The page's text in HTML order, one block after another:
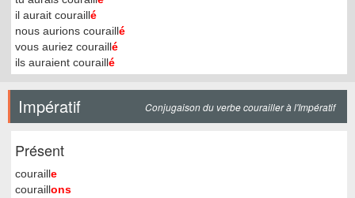
il aurait couraillé
nous aurions couraillé
vous auriez couraillé
ils auraient couraillé
Impératif Conjugaison du verbe courailler à l'Impératif
Présent
couraille
couraillons